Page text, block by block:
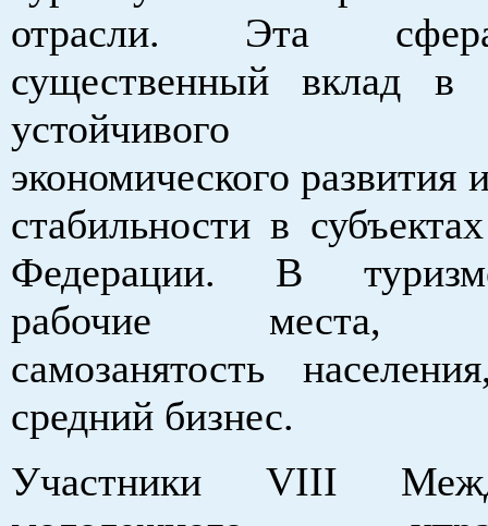
отрасли. Эта
существенный вклад в
устойчивого
экономического развития
стабильности в
Федерации. В
рабочие места,
самозанятость
средний бизнес.
Участники VIII